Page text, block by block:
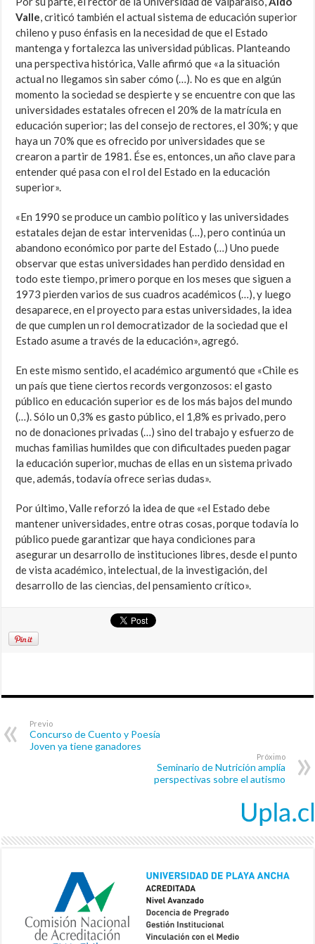
Valle, criticó también el actual sistema de educación superior
chileno y puso énfasis en la necesidad de que el Estado
mantenga y fortalezca las universidad públicas. Planteando
una perspectiva histórica, Valle afirmó que «a la situación
actual no llegamos sin saber cómo (…). No es que en algún
momento la sociedad se despierte y se encuentre con que las
universidades estatales ofrecen el 20% de la matrícula en
educación superior; las del consejo de rectores, el 30%; y que
haya un 70% que es ofrecido por universidades que se
crearon a partir de 1981. Ése es, entonces, un año clave para
entender qué pasa con el rol del Estado en la educación
superior».
«En 1990 se produce un cambio político y las universidades
estatales dejan de estar intervenidas (…), pero continúa un
abandono económico por parte del Estado (…) Uno puede
observar que estas universidades han perdido densidad en
todo este tiempo, primero porque en los meses que siguen a
1973 pierden varios de sus cuadros académicos (…), y luego
desaparece, en el proyecto para estas universidades, la idea
de que cumplen un rol democratizador de la sociedad que el
Estado asume a través de la educación», agregó.
En este mismo sentido, el académico argumentó que «Chile es
un país que tiene ciertos records vergonzosos: el gasto
público en educación superior es de los más bajos del mundo
(…). Sólo un 0,3% es gasto público, el 1,8% es privado, pero
no de donaciones privadas (…) sino del trabajo y esfuerzo de
muchas familias humildes que con dificultades pueden pagar
la educación superior, muchas de ellas en un sistema privado
que, además, todavía ofrece serias dudas».
Por último, Valle reforzó la idea de que «el Estado debe
mantener universidades, entre otras cosas, porque todavía lo
público puede garantizar que haya condiciones para
asegurar un desarrollo de instituciones libres, desde el punto
de vista académico, intelectual, de la investigación, del
desarrollo de las ciencias, del pensamiento crítico».
Previo
Concurso de Cuento y Poesía
Joven ya tiene ganadores
Próximo
Seminario de Nutrición amplía
perspectivas sobre el autismo